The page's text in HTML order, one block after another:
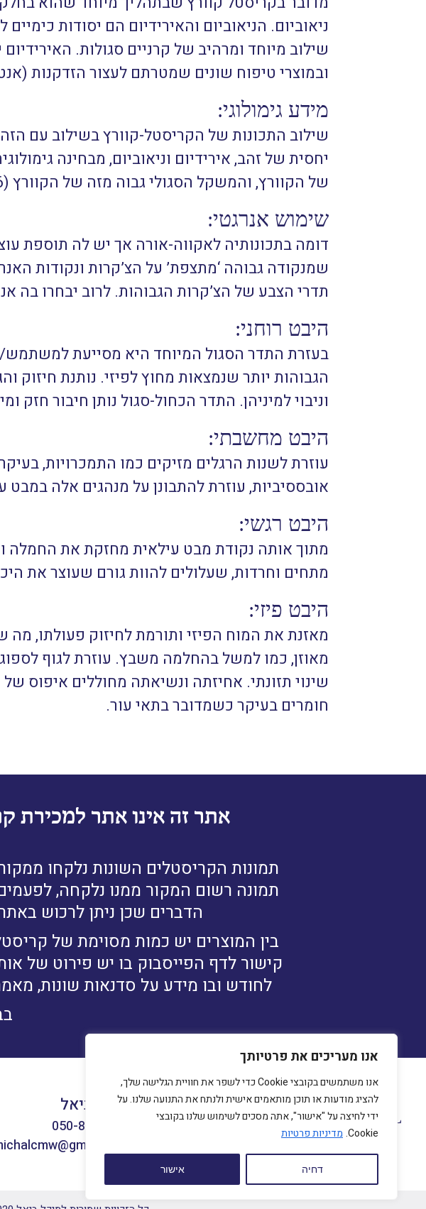
אנו מעריכים את פרטיותך
אנו משתמשים בקובצי Cookie כדי לשפר את חוויית הגלישה שלך,
להציג מודעות או תוכן מותאמים אישית ולנתח את התנועה שלנו. על
ידי לחיצה על "אישור", אתה מסכים לשימוש שלנו בקובצי
Cookie. מדיניות פרטיות
דחיה אישור
ניאוביום. הניאוביום והאירידיום הם יסודות
שילוב מיוחד ומרהיב של קרניים סגולות.
ובמוצרי טיפוח שונים שמטרתם לעצור הזדקנות
מידע גימולוגי:
שילוב התכונות של הקריסטל-קוורץ בשילוב עם
יחסית של זהב, אירידיום וניאוביום, מבחינה
של הקוורץ, והמשקל הסגולי גבוה מזה של הקוורץ (2.76) בהתאם ליסודות הנוספים שהוחדרו לאבן.
שימוש אנרגטי:
דומה בתכונותיה לאקווה-אורה אך יש לה תוספת
שמנקודה גבוהה ‘מתצפת’ על הצ’קרות ונקודות
תדרי הצבע של הצ’קרות הגבוהות. לרוב יבחרו
היבט רוחני:
בעזרת התדר הסגול המיוחד היא מסייעת
הגבוהות יותר שנמצאות מחוץ לפיזי. נותנת חיזוק
וניבוי למיניהן. התדר הכחול-סגול נותן חיבור חזק
היבט מחשבתי:
עוזרת לשנות הרגלים מזיקים כמו התמכרויות,
אובססיביות, עוזרת להתבונן על מנהגים אלה
היבט רגשי:
מתוך אותה נקודת מבט עילאית מחזקת את החמלה
מתחים וחרדות, שעלולים להוות גורם שעוצר את
היבט פיזי:
מאזנת את המוח הפיזי ותורמת לחיזוק פעולתו,
מאוזן, כמו למשל בהחלמה משבץ. עוזרת לגוף לספוג
שינוי תזונתי. אחיזתה ונשיאתה מחוללים איפוס
חומרים בעיקר כשמדובר בתאי עור.
אתר זה אינו אתר למכירת
תמונות הקריסטלים השונות נלקחו
תמונה רשום המקור ממנו נלקחה,
הדברים שכן ניתן לרכוש
בין המוצרים יש כמות מסוימת של
קישור לדף הפייסבוק בו יש פירוט של
לחודש ובו מידע על סדנאות שונות,
מיכל ביאל
050-8660230